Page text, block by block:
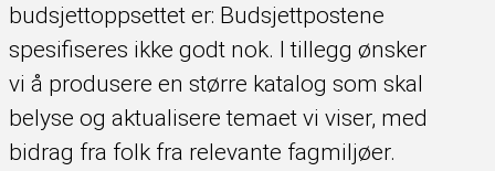
budsjettoppsettet er: Budsjettpostene
spesifiseres ikke godt nok. I tillegg ønsker
vi å produsere en større katalog som skal
belyse og aktualisere temaet vi viser, med
bidrag fra folk fra relevante fagmiljøer.